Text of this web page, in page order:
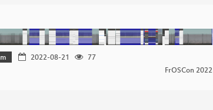
2022-08-21
77
FrOSCon 2022